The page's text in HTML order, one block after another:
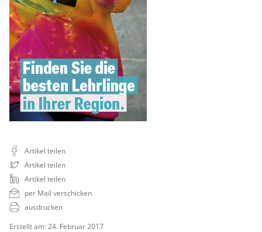
Artikel teilen
Artikel teilen
Artikel teilen
per Mail verschicken
ausdrucken
Erstellt am: 24. Februar 2017